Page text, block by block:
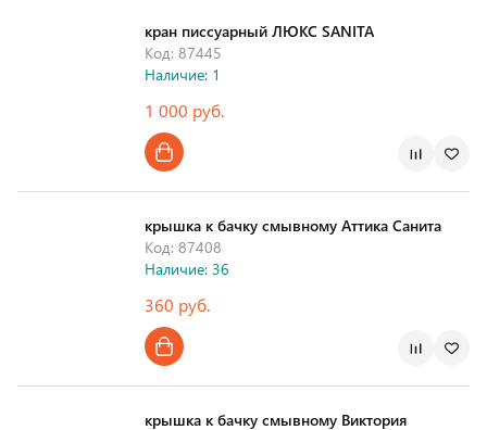
кран писсуарный ЛЮКС SANITA
Код: 87445
Наличие: 1
1 000 руб.
крышка к бачку смывному Аттика Санита
Код: 87408
Наличие: 36
360 руб.
крышка к бачку смывному Виктория